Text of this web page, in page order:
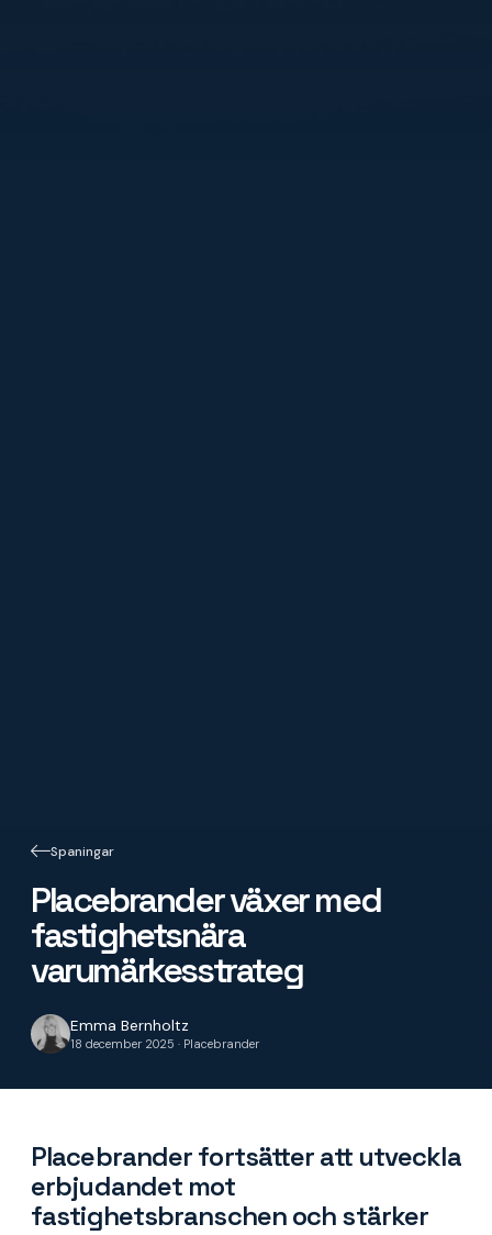
Spaningar
Placebrander växer med
fastighetsnära
varumärkesstrateg
Emma Bernholtz
18 december 2025 · Placebrander
Placebrander fortsätter att utveckla
erbjudandet mot
fastighetsbranschen och stärker